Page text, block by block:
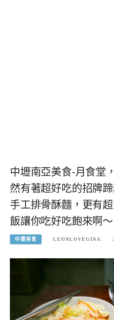
中壢南亞美食-月食堂
然有著超好吃的招牌
手工排骨酥麵，更有
飯讓你吃好吃飽來啊～
中壢美食 LEONLOVEGINA